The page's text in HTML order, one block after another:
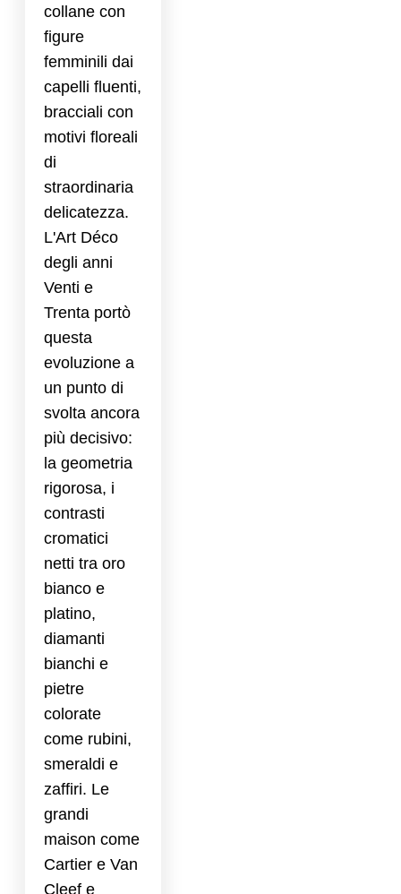
collane con
figure
femminili dai
capelli fluenti,
bracciali con
motivi floreali
di
straordinaria
delicatezza.
L'Art Déco
degli anni
Venti e
Trenta portò
questa
evoluzione a
un punto di
svolta ancora
più decisivo:
la geometria
rigorosa, i
contrasti
cromatici
netti tra oro
bianco e
platino,
diamanti
bianchi e
pietre
colorate
come rubini,
smeraldi e
zaffiri. Le
grandi
maison come
Cartier e Van
Cleef e